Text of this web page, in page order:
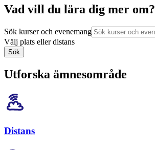
Vad vill du lära dig mer om?
Sök kurser och evenemang
Välj plats eller distans
Sök
Utforska ämnesområde
Distans